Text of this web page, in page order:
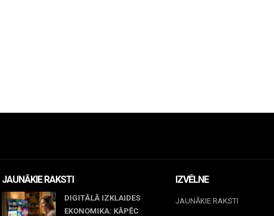
JAUNĀKIE RAKSTI
DIGITĀLĀ IZKLAIDES
EKONOMIKA: KĀPĒC
IZVĒLNE
JAUNĀKIE RAKSTI